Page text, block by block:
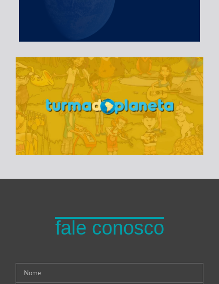
Turma do Planeta
fale conosco